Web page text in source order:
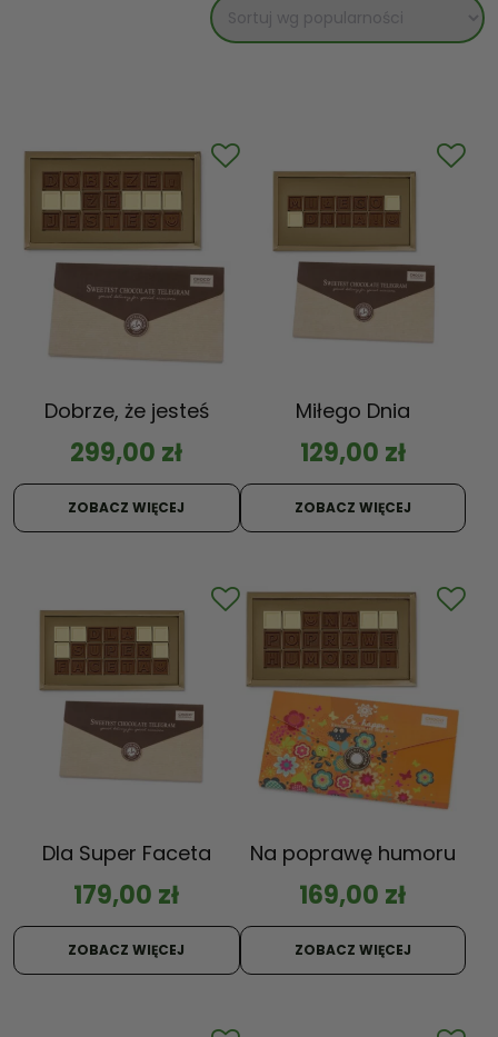
Dobrze, że jesteś
299,00 zł
ZOBACZ WIĘCEJ
Miłego Dnia
129,00 zł
ZOBACZ WIĘCEJ
Dla Super Faceta
179,00 zł
ZOBACZ WIĘCEJ
Na poprawę humoru
169,00 zł
ZOBACZ WIĘCEJ